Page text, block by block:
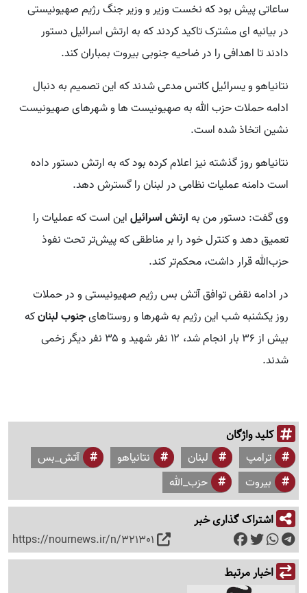
ساعاتی پیش بود که نخست وزیر و وزیر جنگ رژیم صهیونیستی
در بیانیه ای مشترک تاکید کردند که به ارتش اسرائیل دستور
دادند تا اهدافی را در ضاحیه جنوبی بیروت بمباران کند.
نتانیاهو و یسرائیل کاتس مدعی شدند که این تصمیم به دنبال
ادامه حملات حزب الله به صهیونیست ها و شهرهای صهیونیست
نشین اتخاذ شده است.
نتانیاهو روز گذشته نیز اعلام کرده بود که به ارتش دستور داده
است دامنه عملیات نظامی در لبنان را گسترش دهد.
وی گفت: دستور من بهارتش اسرائیلاین است که عملیات را
تعمیق دهد و کنترل خود را بر مناطقی که پیش‌تر تحت نفوذ
حزب‌الله قرار داشت، محکم‌تر کند.
در ادامه نقض توافق آتش بس رژیم صهیونیستی و در حملات
روز یکشنبه شب این رژیم به شهرها و روستاهایجنوب لبنانکه
بیش از ۳۶ بار انجام شد، ۱۲ نفر شهید و ۳۵ نفر دیگر زخمی
شدند.
کلید واژگان
ترامپ لبنان نتانیاهو
آتش_بس
بیروت
حزب_الله
اشتراک گذاری خبر
https://nournews.ir/n/321301
اخبار مرتبط